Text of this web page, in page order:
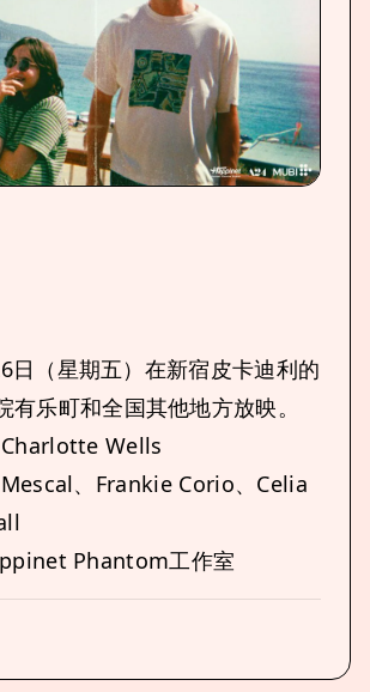
日（星期五）在新宿皮卡迪利的
有乐町和全国其他地方放映。
Wells
、Frankie Corio、Celia
Phantom工作室